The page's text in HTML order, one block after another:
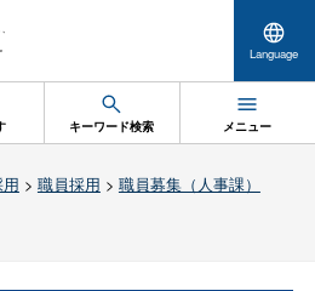
Language
キーワード検索 メニュー
> 職員採用 > 職員募集（人事課）